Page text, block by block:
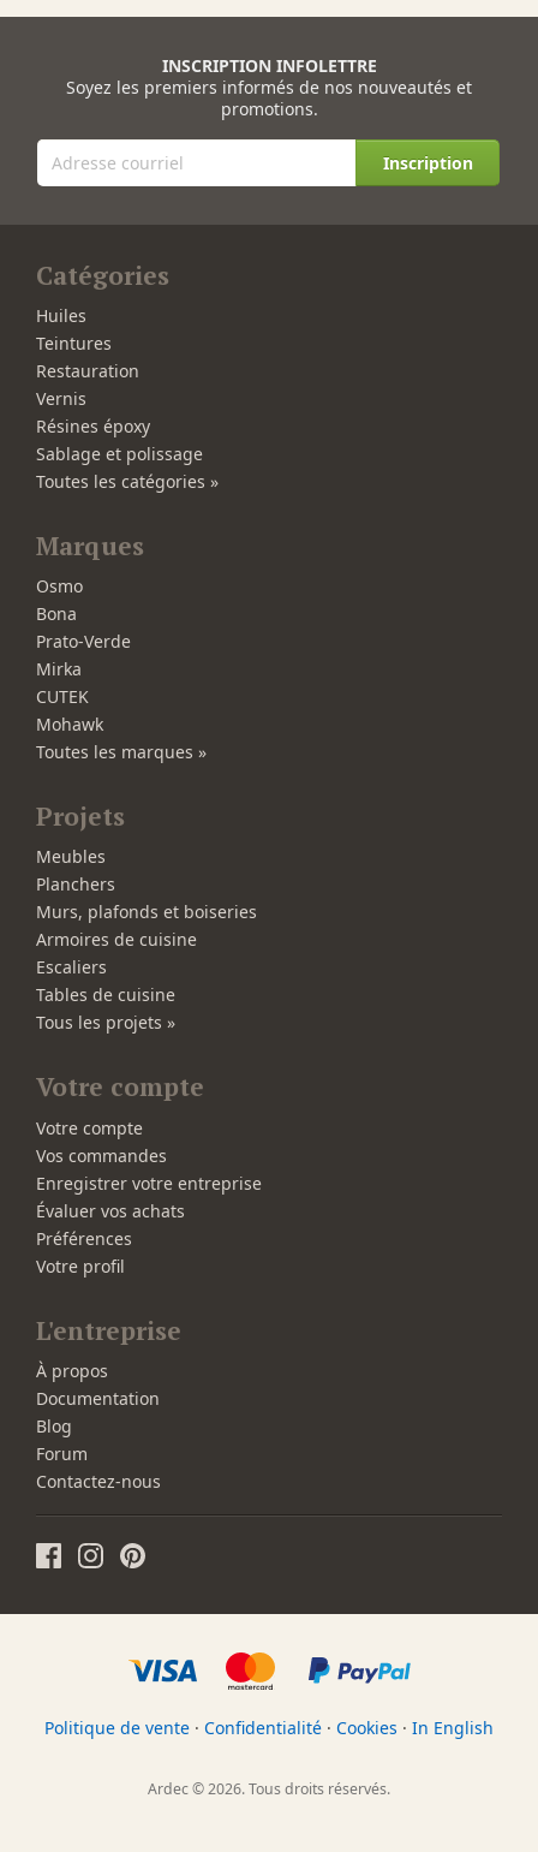
INSCRIPTION INFOLETTRE
Soyez les premiers informés de nos nouveautés et
promotions.
Inscription
Catégories
Huiles
Teintures
Restauration
Vernis
Résines époxy
Sablage et polissage
Toutes les catégories »
Marques
Osmo
Bona
Prato-Verde
Mirka
CUTEK
Mohawk
Toutes les marques »
Projets
Meubles
Planchers
Murs, plafonds et boiseries
Armoires de cuisine
Escaliers
Tables de cuisine
Tous les projets »
Votre compte
Votre compte
Vos commandes
Enregistrer votre entreprise
Évaluer vos achats
Préférences
Votre profil
L'entreprise
À propos
Documentation
Blog
Forum
Contactez-nous
Politique de vente · Confidentialité · Cookies · In English
Ardec © 2026. Tous droits réservés.